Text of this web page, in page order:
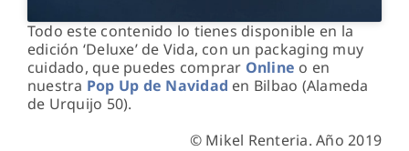
Todo este contenido lo tienes disponible en la
edición ‘Deluxe’ de Vida, con un packaging muy
cuidado, que puedes comprar Online o en
nuestra Pop Up de Navidad en Bilbao (Alameda
de Urquijo 50).
© Mikel Renteria. Año 2019